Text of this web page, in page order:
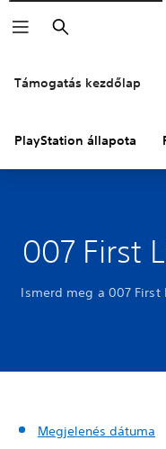
Keresés
Támogatás kezdőlap
PlayStation állapota
007 First
Ismerd meg a 007
Megjelenés dátuma